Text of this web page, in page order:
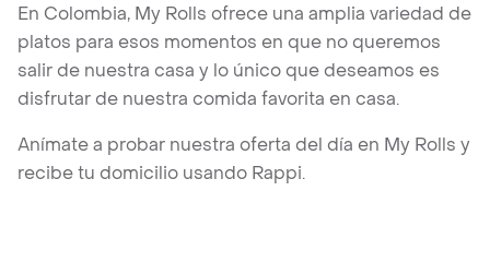
En Colombia, My Rolls ofrece una amplia variedad de
platos para esos momentos en que no queremos
salir de nuestra casa y lo único que deseamos es
disfrutar de nuestra comida favorita en casa.
Anímate a probar nuestra oferta del día en My Rolls y
recibe tu domicilio usando Rappi.